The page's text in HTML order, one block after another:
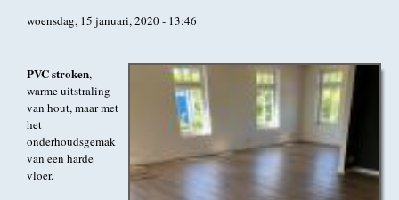
woensdag, 15 januari, 2020 - 13:46
PVC stroken,
warme uitstraling
van hout, maar met
het
onderhoudsgemak
van een harde
vloer.